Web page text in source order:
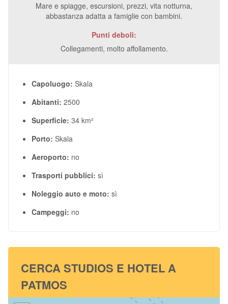
Mare e spiagge, escursioni, prezzi, vita notturna,
abbastanza adatta a famiglie con bambini.
Punti deboli:
Collegamenti, molto affollamento.
Capoluogo: Skala
Abitanti: 2500
Superficie: 34 km²
Porto: Skala
Aeroporto: no
Trasporti pubblici: sì
Noleggio auto e moto: sì
Campeggi: no
CERCA STUDIOS E HOTEL A
PATMOS